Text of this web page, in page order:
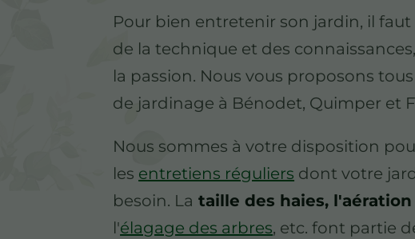
Pour bien entretenir son jardin, il faut
de la technique et des
la passion. Nous vous proposons
de jardinage à Bénodet, Quimper et
Nous sommes à votre disposition
les entretiens réguliers dont votre
besoin. La taille des haies, l'aération
l'élagage des arbres, etc. font partie